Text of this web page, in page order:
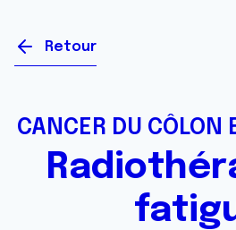
Retour
CANCER DU CÔLON